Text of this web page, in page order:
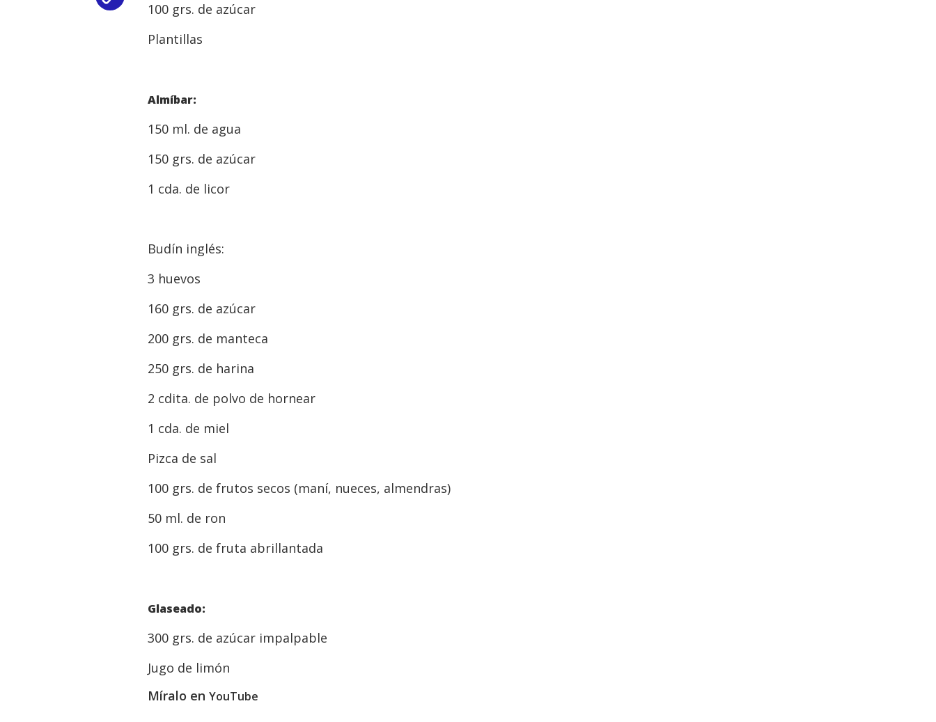
100 grs. de azúcar
Plantillas
Almíbar:
150 ml. de agua
150 grs. de azúcar
1 cda. de licor
Budín inglés:
3 huevos
160 grs. de azúcar
200 grs. de manteca
250 grs. de harina
2 cdita. de polvo de hornear
1 cda. de miel
Pizca de sal
100 grs. de frutos secos (maní, nueces, almendras)
50 ml. de ron
100 grs. de fruta abrillantada
Glaseado:
300 grs. de azúcar impalpable
Jugo de limón
Míralo en YouTube